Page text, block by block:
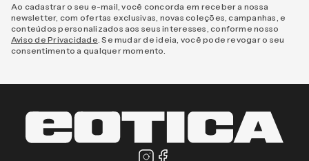
Ao cadastrar o seu e-mail, você concorda em receber a nossa
newsletter, com ofertas exclusivas, novas coleções, campanhas, e
conteúdos personalizados aos seus interesses, conforme nosso
Aviso de Privacidade . Se mudar de ideia, você pode revogar o seu
consentimento a qualquer momento.